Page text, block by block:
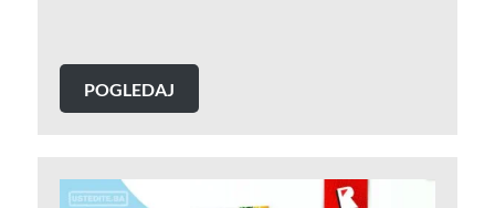
POGLEDAJ